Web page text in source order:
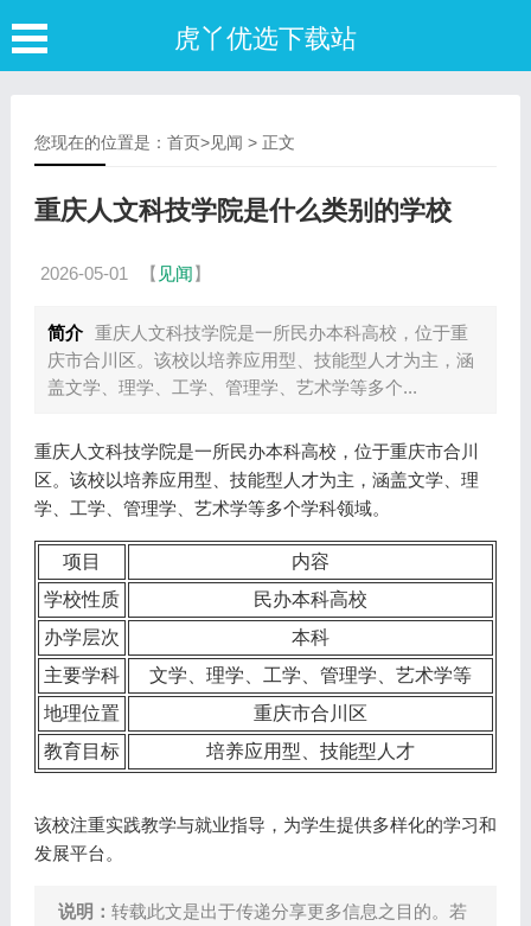
虎丫优选下载站
您现在的位置是： 首页>见闻 > 正文
重庆人文科技学院是什么类别的学校
2026-05-01 【 见闻】
简介 重庆人文科技学院是一所民办本科高校，位于重
庆市合川区。该校以培养应用型、技能型人才为主，涵
盖文学、理学、工学、管理学、艺术学等多个...
重庆人文科技学院是一所民办本科高校，位于重庆市合川
区。该校以培养应用型、技能型人才为主，涵盖文学、理
学、工学、管理学、艺术学等多个学科领域。
项目
内容
学校性质
民办本科高校
办学层次
本科
主要学科
文学、理学、工学、管理学、艺术学等
地理位置
重庆市合川区
教育目标
培养应用型、技能型人才
该校注重实践教学与就业指导，为学生提供多样化的学习和
发展平台。
说明： 转载此文是出于传递分享更多信息之目的。若